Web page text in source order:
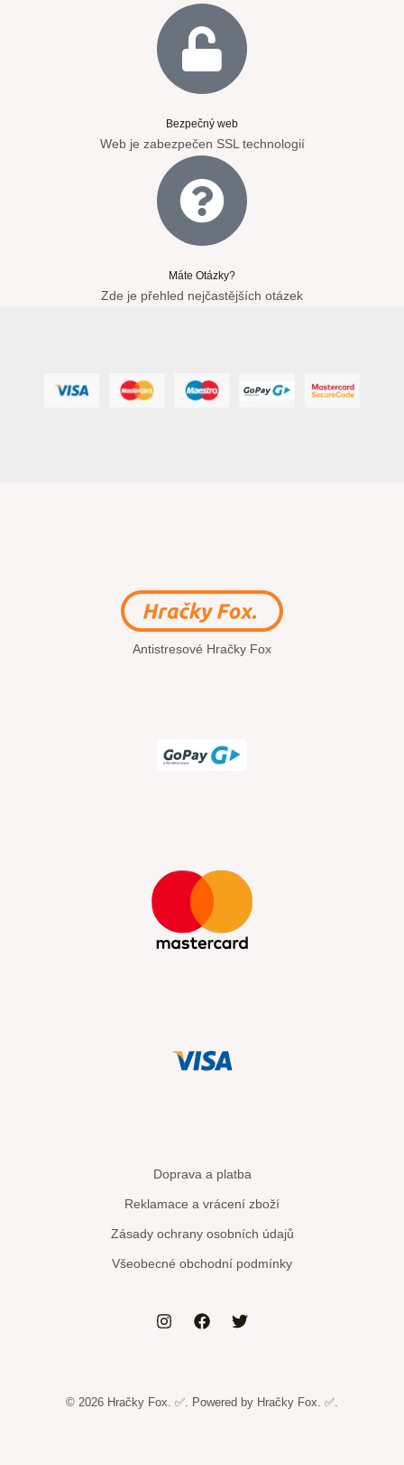
Bezpečný web
Web je zabezpečen SSL technologií
Máte Otázky?
Zde je přehled nejčastějších otázek
Antistresové Hračky Fox
Doprava a platba
Reklamace a vrácení zboží
Zásady ochrany osobních údajů
Všeobecné obchodní podmínky
© 2026 Hračky Fox. ✅. Powered by Hračky Fox. ✅.